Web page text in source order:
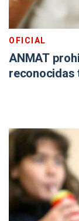
OFICIAL
ANMAT
reconocidas